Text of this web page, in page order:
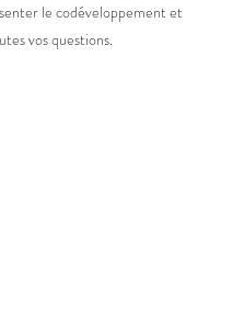
le codéveloppement et
vos questions.